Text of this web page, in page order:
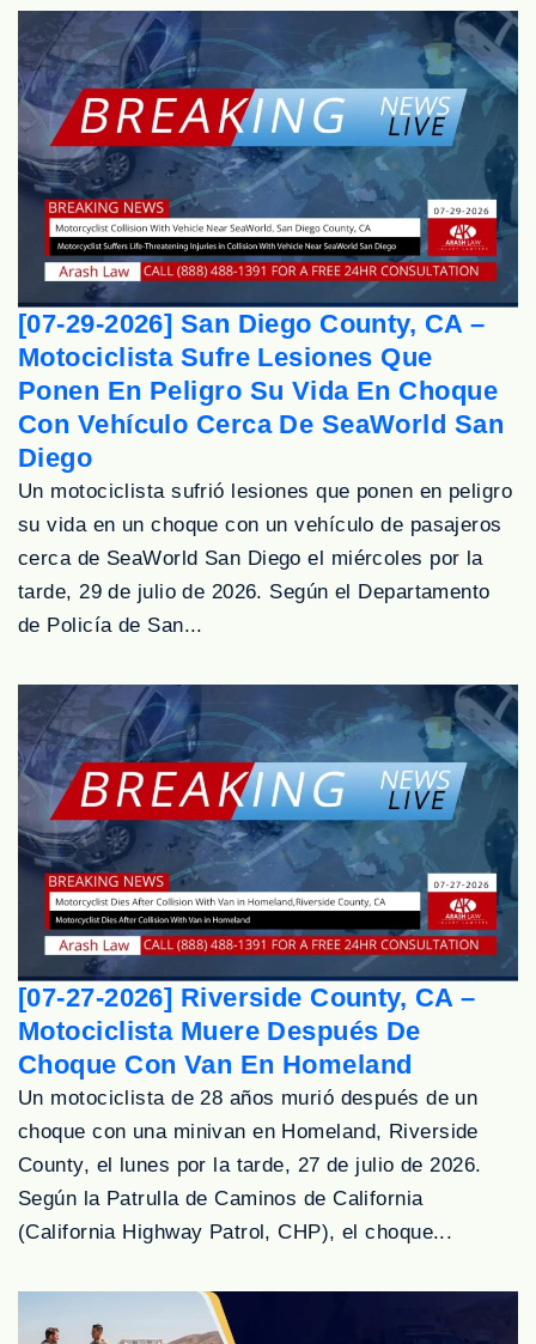
[07-29-2026] San Diego County, CA –
Motociclista Sufre Lesiones Que
Ponen En Peligro Su Vida En Choque
Con Vehículo Cerca De SeaWorld San
Diego
Un motociclista sufrió lesiones que ponen en peligro
su vida en un choque con un vehículo de pasajeros
cerca de SeaWorld San Diego el miércoles por la
tarde, 29 de julio de 2026. Según el Departamento
de Policía de San...
[07-27-2026] Riverside County, CA –
Motociclista Muere Después De
Choque Con Van En Homeland
Un motociclista de 28 años murió después de un
choque con una minivan en Homeland, Riverside
County, el lunes por la tarde, 27 de julio de 2026.
Según la Patrulla de Caminos de California
(California Highway Patrol, CHP), el choque...